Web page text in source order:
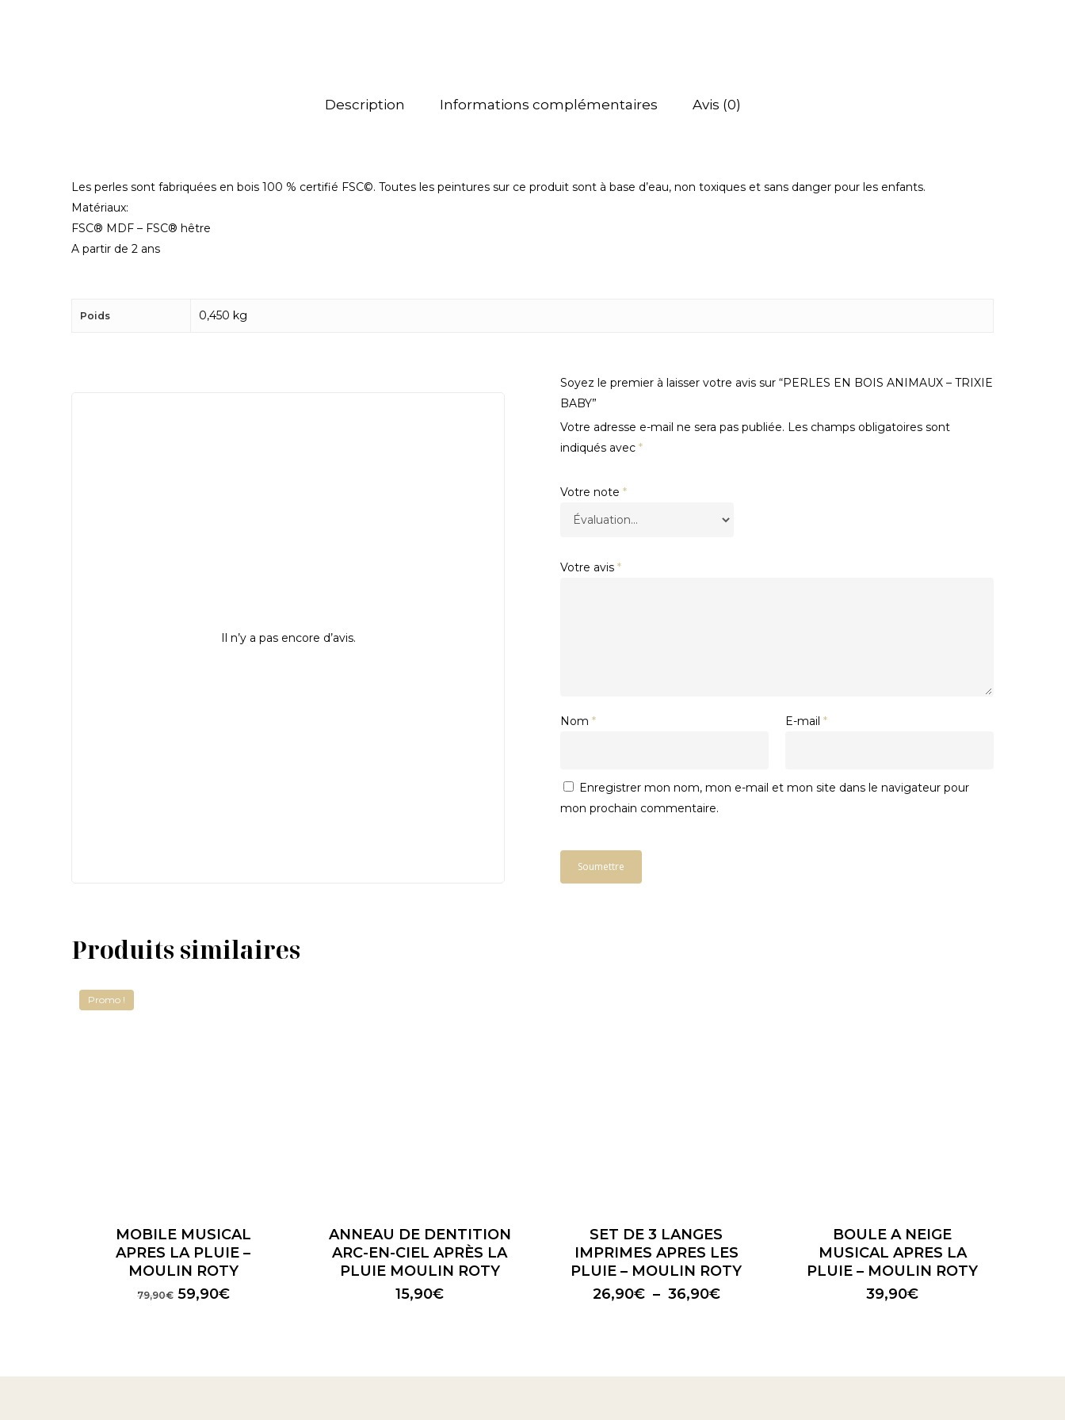
Description Informations complémentaires Avis (0)
Les perles sont fabriquées en bois 100 % certifié FSC©. Toutes les peintures sur ce produit sont à base d’eau, non toxiques et sans danger pour les enfants.
Matériaux:
FSC® MDF – FSC® hêtre
A partir de 2 ans
Poids 0,450 kg
Il n’y a pas encore d’avis.
Soyez le premier à laisser votre avis sur “PERLES EN BOIS ANIMAUX – TRIXIE
BABY”
Votre adresse e-mail ne sera pas publiée. Les champs obligatoires sont
indiqués avec *
Votre note *
Votre avis *
Nom * E-mail*
Enregistrer mon nom, mon e-mail et mon site dans le navigateur pour
mon prochain commentaire.
Produits similaires
Promo !
MOBILE MUSICAL
APRES LA PLUIE –
MOULIN ROTY
79,90€ Le
59,90€Le
ANNEAU DE DENTITION
ARC-EN-CIEL APRÈS LA
PLUIE MOULIN ROTY
15,90€
plusieurs
variations.
SET DE 3 LANGES
IMPRIMES APRES LES
PLUIE – MOULIN ROTY
26,90€ – 36,90€Plage
36,90€
BOULE A NEIGE
MUSICAL APRES LA
PLUIE – MOULIN ROTY
39,90€